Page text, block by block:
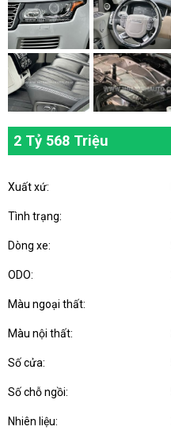
2 Tỷ 568 Triệu
Xuất xứ:
Tình trạng:
Dòng xe:
ODO:
Màu ngoại thất:
Màu nội thất:
Số cửa:
Số chỗ ngồi:
Nhiên liệu: